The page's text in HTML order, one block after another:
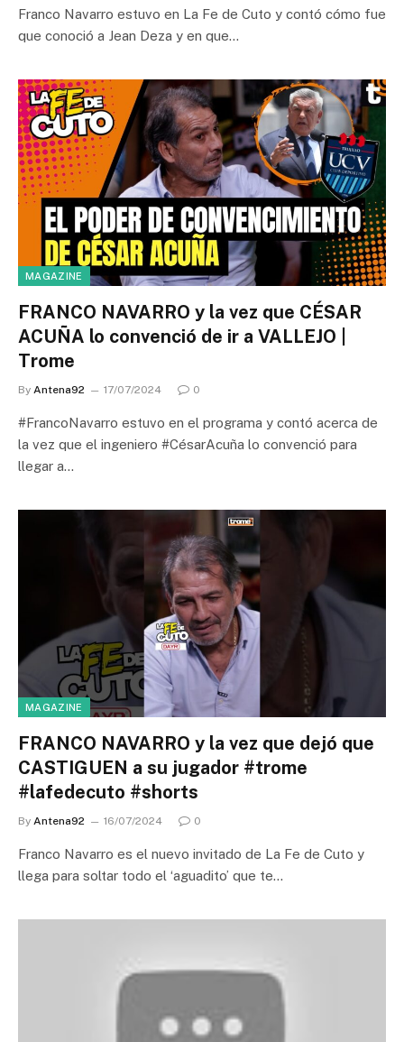
Franco Navarro estuvo en La Fe de Cuto y contó cómo fue
que conoció a Jean Deza y en que…
MAGAZINE
FRANCO NAVARRO y la vez que CÉSAR
ACUÑA lo convenció de ir a VALLEJO |
Trome
By Antena92 17/07/2024 0
#FrancoNavarro estuvo en el programa y contó acerca de
la vez que el ingeniero #CésarAcuña lo convenció para
llegar a…
MAGAZINE
FRANCO NAVARRO y la vez que dejó que
CASTIGUEN a su jugador #trome
#lafedecuto #shorts
By Antena92 16/07/2024 0
Franco Navarro es el nuevo invitado de La Fe de Cuto y
llega para soltar todo el ‘aguadito’ que te…